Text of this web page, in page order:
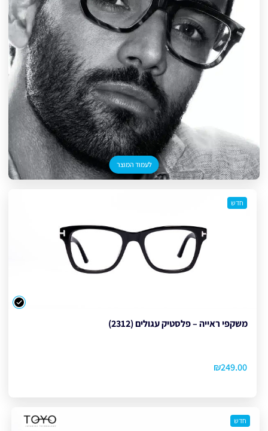
לעמוד המוצר
חדש
משקפי ראייה – פלסטיק עגולים (2312)
₪249.00
צבע
חדש